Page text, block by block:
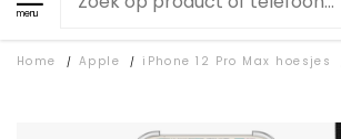
menu
Home / Apple / iPhone 12 Pro Max hoesjes